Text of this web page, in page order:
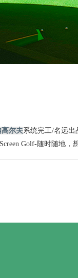
高尔夫系统完工/名远出
Golf-随时随地